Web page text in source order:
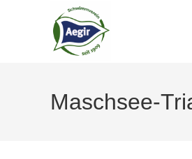
Maschsee-